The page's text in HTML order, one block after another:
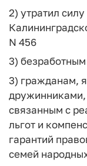
2) утратил
N 456
3)
3) гражданам,
дружинниками,
связанным с
льгот и
гарантий
семей